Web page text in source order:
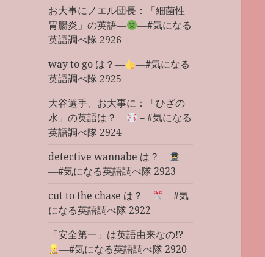
お大事にノエル団長：「細菌性
胃腸炎」の英語―
―#気になる
英語調べ隊 2926
way to go は？―
―#気になる
英語調べ隊 2925
大谷選手、お大事に：「ひざの
水」の英語は？―
－#気になる
英語調べ隊 2924
detective wannabe は？―
―#気になる英語調べ隊 2923
cut to the chase は？―
―#気
になる英語調べ隊 2922
「安全第一」は英語由来なの!?―
―#気になる英語調べ隊 2920